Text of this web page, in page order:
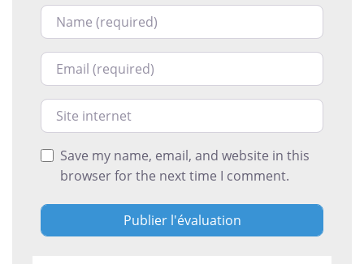
Nom
Courriel
Site internet
Save my name, email, and website in this
browser for the next time I comment.